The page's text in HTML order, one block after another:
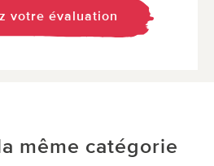
votre évaluation
même catégorie